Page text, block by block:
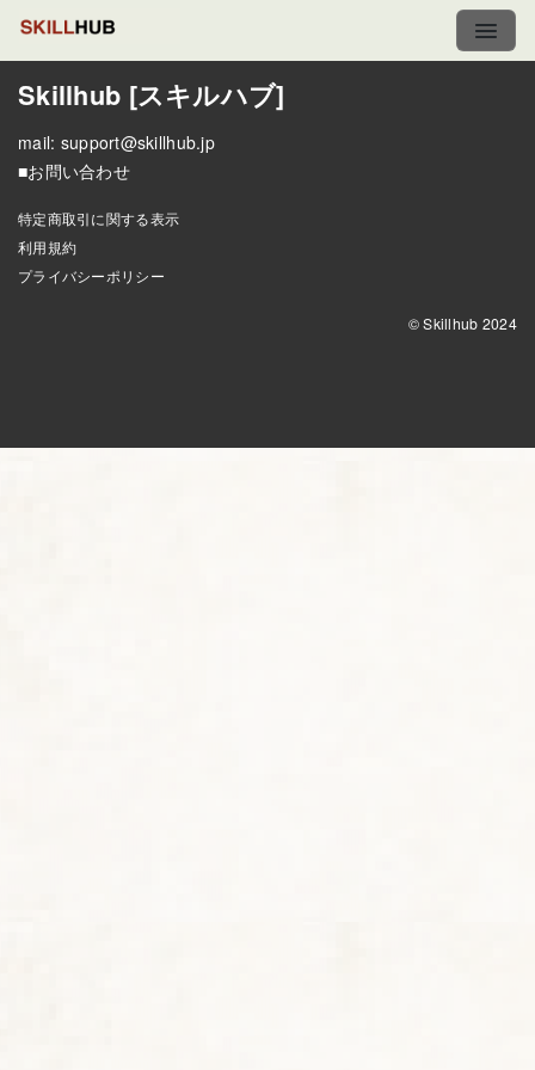
Skillhub [スキルハブ]
mail: support@skillhub.jp
■お問い合わせ
特定商取引に関する表示
利用規約
プライバシーポリシー
© Skillhub 2024